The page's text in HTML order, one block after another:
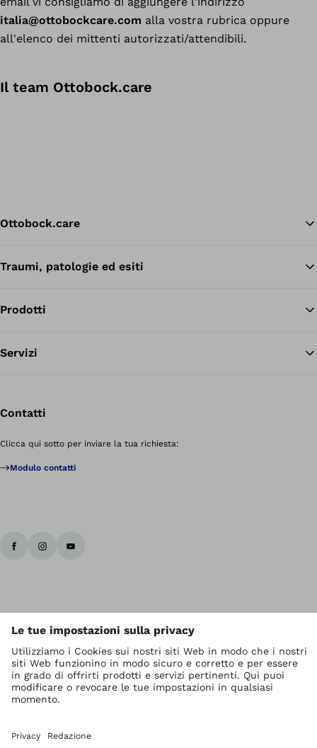
italia@ottobockcare.com alla vostra rubrica oppure
all'elenco dei mittenti autorizzati/attendibili.
Il team Ottobock.care
Ottobock.care
Traumi, patologie ed esiti
Prodotti
Servizi
Contatti
Clicca qui sotto per inviare la tua richiesta:
Modulo contatti
I diritti d' autore sono di Ottobock
Impostazioni relative alla protezione dei dati
Termini di servizio